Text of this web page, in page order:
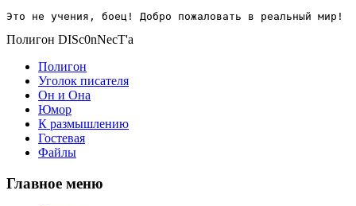
Это не учения, боец! Добро пожаловать в реальный мир!
Полигон DISc0nNecT'a
Полигон
Уголок писателя
Он и Она
Юмор
К размышлению
Гостевая
Файлы
Главное меню